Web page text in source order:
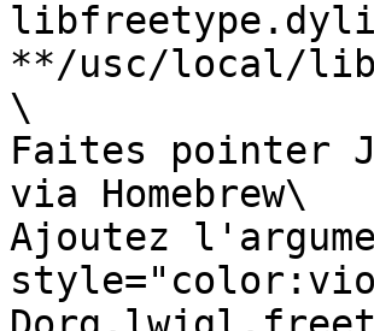
**/usc/local/
\
Faites pointer
via Homebrew\
Ajoutez